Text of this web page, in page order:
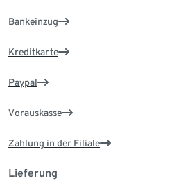
Bankeinzug
Kreditkarte
Paypal
Vorauskasse
Zahlung in der Filiale
Lieferung